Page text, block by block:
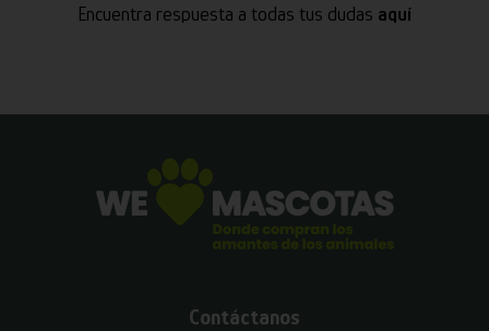
Encuentra respuesta a todas tus dudas aquí
Contáctanos